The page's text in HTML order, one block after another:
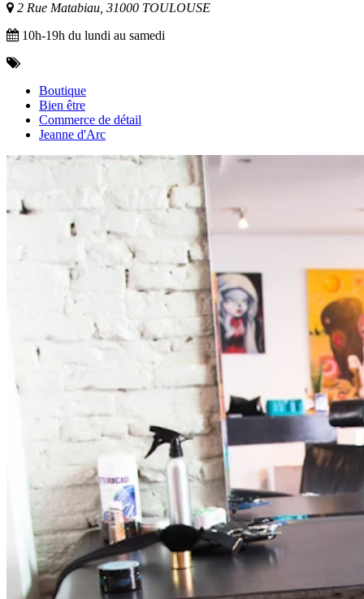
2 Rue Matabiau, 31000 TOULOUSE
10h-19h du lundi au samedi
Boutique
Bien être
Commerce de détail
Jeanne d'Arc